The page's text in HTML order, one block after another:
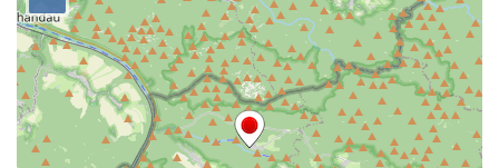
Křížová cesta Římov – XX. kaple – Svatá
Veronika potkává Ježíše a utírá mu do své
roušky pot z tváře
Křížová cesta Římov – XIX. kaple – Kristus
kříž nesoucí potkává Pannu Marii